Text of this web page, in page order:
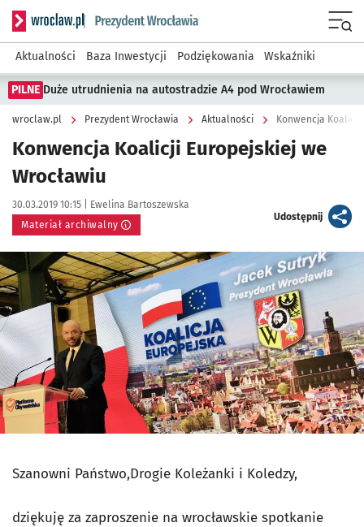
Serwis informacyjny wroclaw.pl podserwis: Prezydent
Aktualności Baza Inwestycji Podziękowania Wskaźniki
PILNE Duże utrudnienia na autostradzie A4 pod Wrocławiem
wroclaw.pl Prezydent Wrocławia Aktualności Konwencja Koalicji
Konwencja Koalicji Europejskiej we
Wrocławiu
Data publikacji:
30.03.2019 10:15 | Autor:
Ewelina Bartoszewska
Materiał archiwalny
Udostępnijartykuł
Kliknij, aby powiększyć
Szanowni Państwo,Drogie Koleżanki i Koledzy,
dziękuję za zaproszenie na wrocławskie spotkanie